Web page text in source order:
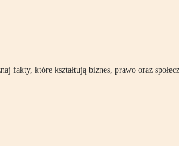
fakty, które kształtują biznes, prawo oraz